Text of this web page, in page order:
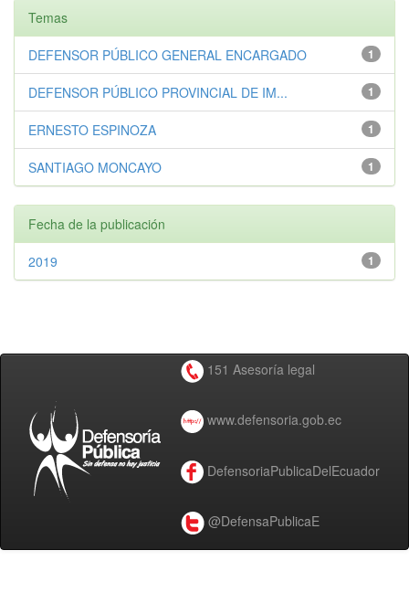
Temas
1
DEFENSOR PÚBLICO GENERAL ENCARGADO
1
DEFENSOR PÚBLICO PROVINCIAL DE IM...
1
ERNESTO ESPINOZA
1
SANTIAGO MONCAYO
Fecha de la publicación
1
2019
151 Asesoría legal
www.defensoria.gob.ec
DefensoriaPublicaDelEcuador
@DefensaPublicaE